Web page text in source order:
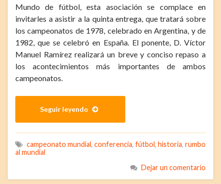
Mundo de fútbol, esta asociación se complace en
invitarles a asistir a la quinta entrega, que tratará sobre
los campeonatos de 1978, celebrado en Argentina, y de
1982, que se celebró en España. El ponente, D. Víctor
Manuel Ramírez realizará un breve y conciso repaso a
los acontecimientos más importantes de ambos
campeonatos.
Seguir leyendo
campeonato mundial, conferencia, fútbol, historia, rumbo
al mundial
Dejar un comentario